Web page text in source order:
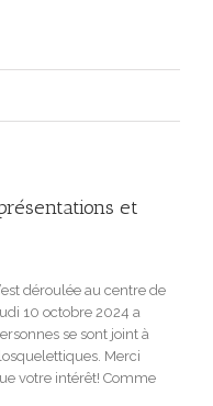
et
déroulée au centre de
10 octobre 2024 a
se sont joint à
Merci
votre intérêt! Comme